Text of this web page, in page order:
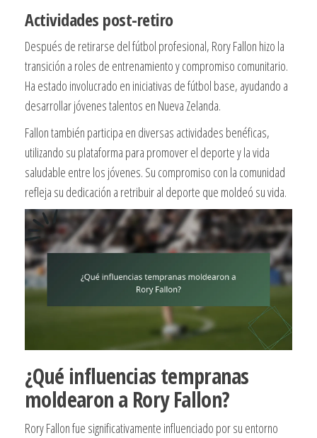
Actividades post-retiro
Después de retirarse del fútbol profesional, Rory Fallon hizo la
transición a roles de entrenamiento y compromiso comunitario.
Ha estado involucrado en iniciativas de fútbol base, ayudando a
desarrollar jóvenes talentos en Nueva Zelanda.
Fallon también participa en diversas actividades benéficas,
utilizando su plataforma para promover el deporte y la vida
saludable entre los jóvenes. Su compromiso con la comunidad
refleja su dedicación a retribuir al deporte que moldeó su vida.
¿Qué influencias tempranas
moldearon a Rory Fallon?
Rory Fallon fue significativamente influenciado por su entorno